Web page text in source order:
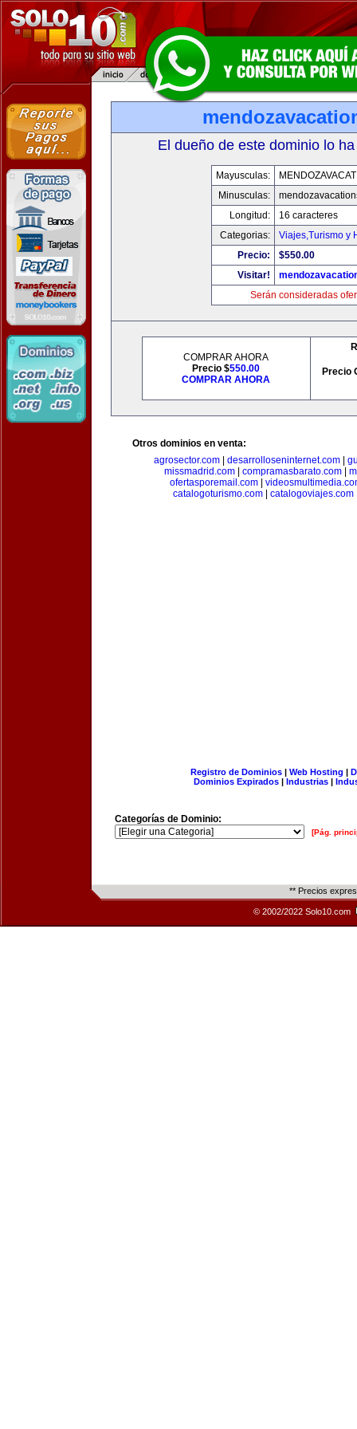
El dueño de este dominio lo
Mayusculas:
Minusculas:
Longitud:
16 caracteres
Categorias:
Viajes,Turismo y
Precio:
$550.00
Visitar!
Serán consideradas
COMPRAR AHORA
Precio $550.00
COMPRAR AHORA
Precio
Otros dominios en venta:
agrosector.com
desarrolloseninternet.com
missmadrid.com| compramasbarato.com|
ofertasporemail.com
catalogoturismo.com
catalogoviajes.com
Registro de Dominios| Web Hosting |
Dominios Expirados | Industrias |
Categorías de Dominio:
[Pág.
** Precios
© 2002/2022 Solo10.com